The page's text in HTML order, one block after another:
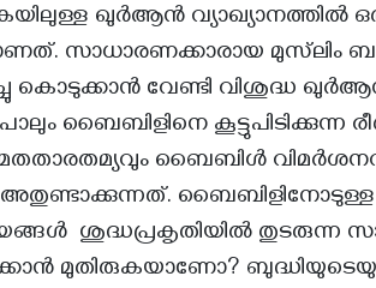
ഖുർആൻ വ്യാഖ്യാനത്തിൽ
സാധാരണക്കാരായ
കൊടുക്കാൻ വേണ്ടി വിശുദ്ധ
ബൈബിളിനെ കൂട്ടുപിടിക്കുന്ന
ബൈബിൾ
ബൈബിളിനോടുള്ള
ശുദ്ധപ്രകൃതിയിൽ തുടരുന്ന
മുതിരുകയാണോ?